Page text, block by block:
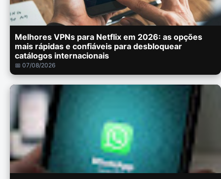
Melhores VPNs para Netflix em 2026: as opções
mais rápidas e confiáveis para desbloquear
catálogos internacionais
📅 07/08/2026